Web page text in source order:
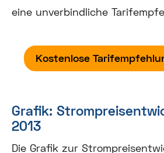
eine unverbindliche
Kostenlose
Grafik:
2013
Die Grafik zur